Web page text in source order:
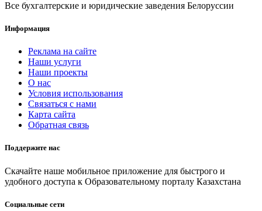
Все бухгалтерские и юридические заведения Белоруссии
Информация
Реклама на сайте
Наши услуги
Наши проекты
О нас
Условия использования
Связаться с нами
Карта сайта
Обратная связь
Поддержите нас
Скачайте наше мобильное приложение для быстрого и
удобного доступа к Образовательному порталу Казахстана
Социальные сети